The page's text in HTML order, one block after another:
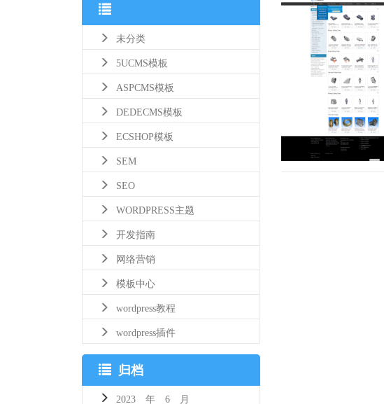
未分类
5UCMS模板
ASPCMS模板
DEDECMS模板
ECSHOP模板
SEM
SEO
WORDPRESS主题
开发指南
网络营销
模板中心
wordpress教程
wordpress插件
归档
2023 年 6 月